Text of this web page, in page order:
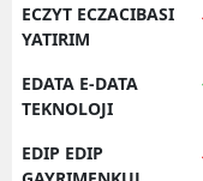
ECZYT ECZACIBASI
YATIRIM
EDATA E-DATA
TEKNOLOJI
EDIP EDIP